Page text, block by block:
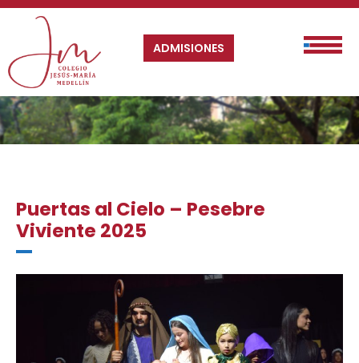
ADMISIONES
Puertas al Cielo – Pesebre
Viviente 2025